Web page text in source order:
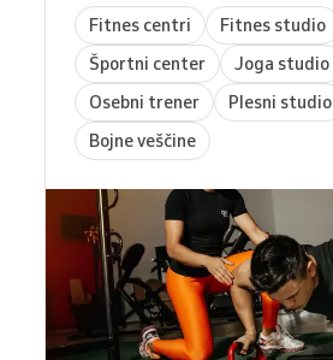
Fitnes centri
Fitnes studio
Športni center
Joga studio
Osebni trener
Plesni studio
Bojne veščine